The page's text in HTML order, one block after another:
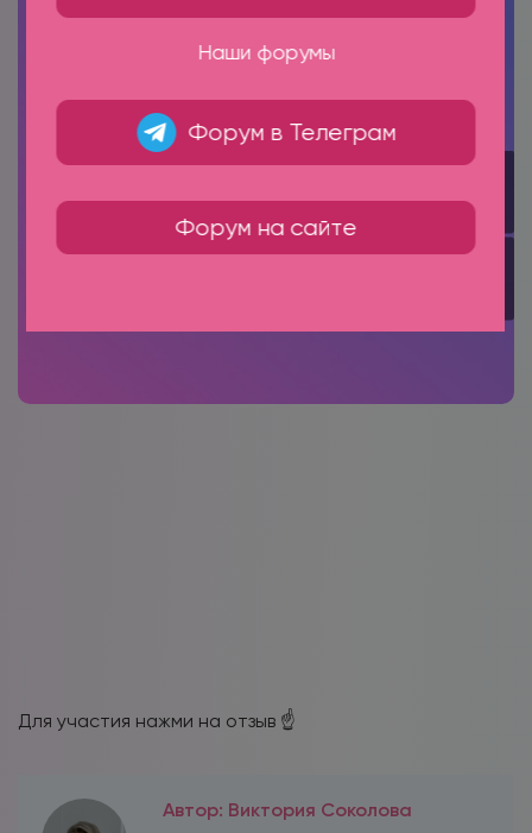
Для участия нажми на отзыв ☝️
Автор: Виктория Соколова
Наши форумы
Форум в Телеграм
Форум на сайте